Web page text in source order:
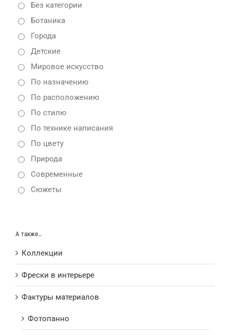
Без категории
Ботаника
Города
Детские
Мировое искусство
По назначению
По расположению
По стилю
По технике написания
По цвету
Природа
Современные
Сюжеты
А также…
Коллекции
Фрески в интерьере
Фактуры материалов
Фотопанно